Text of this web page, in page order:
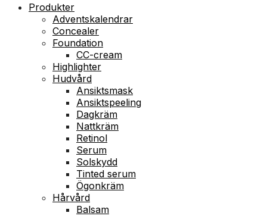
Produkter
Adventskalendrar
Concealer
Foundation
CC-cream
Highlighter
Hudvård
Ansiktsmask
Ansiktspeeling
Dagkräm
Nattkräm
Retinol
Serum
Solskydd
Tinted serum
Ögonkräm
Hårvård
Balsam